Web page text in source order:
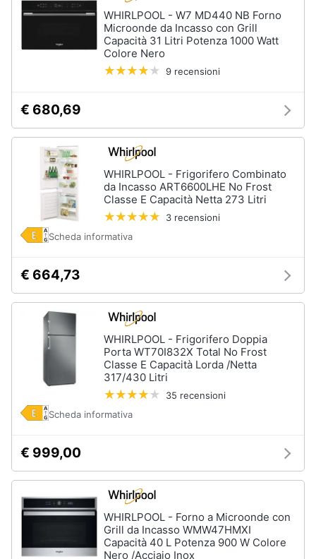
WHIRLPOOL - W7 MD440 NB Forno
Microonde da Incasso con Grill
Capacità 31 Litri Potenza 1000 Watt
Colore Nero
9 recensioni
€ 680,69
WHIRLPOOL - Frigorifero Combinato
da Incasso ART6600LHE No Frost
Classe E Capacità Netta 273 Litri
3 recensioni
Scheda informativa
€ 664,73
WHIRLPOOL - Frigorifero Doppia
Porta WT70I832X Total No Frost
Classe E Capacità Lorda /Netta
317/430 Litri
35 recensioni
Scheda informativa
€ 999,00
WHIRLPOOL - Forno a Microonde con
Grill da Incasso WMW47HMXI
Capacità 40 L Potenza 900 W Colore
Nero /Acciaio Inox